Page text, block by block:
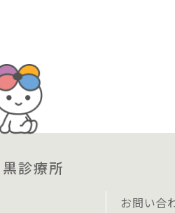
診療所
お問い合